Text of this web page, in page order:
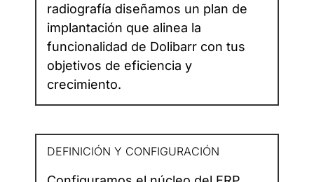
radiografía diseñamos un plan de
implantación que alinea la
funcionalidad de Dolibarr con tus
objetivos de eficiencia y
crecimiento.
DEFINICIÓN Y CONFIGURACIÓN